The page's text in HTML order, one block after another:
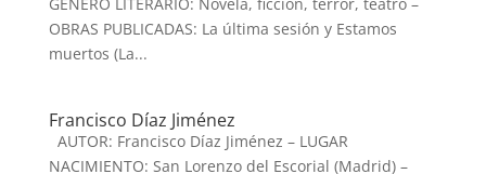
OBRAS PUBLICADAS: La última sesión y Estamos
muertos (La...
Francisco Díaz Jiménez
AUTOR: Francisco Díaz Jiménez – LUGAR
NACIMIENTO: San Lorenzo del Escorial (Madrid) –